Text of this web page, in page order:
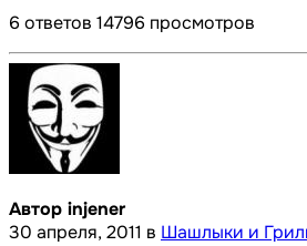
6 ответов 14796 просмотров
Автор injener
30 апреля, 2011 в Шашлыки и